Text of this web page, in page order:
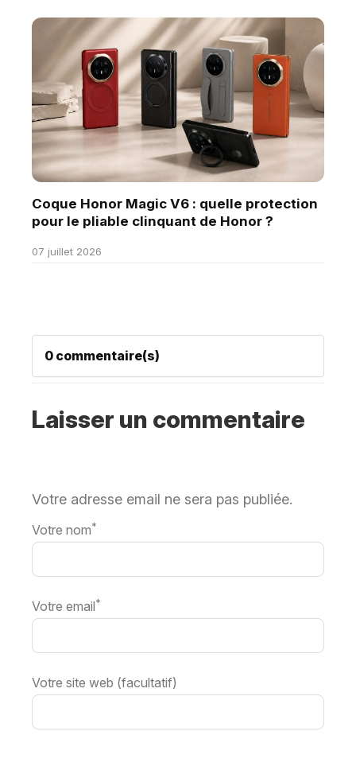
Coque Honor Magic V6 : quelle protection
pour le pliable clinquant de Honor ?
07 juillet 2026
0 commentaire(s)
Laisser un commentaire
Votre adresse email ne sera pas publiée.
Votre nom*
Votre email*
Votre site web (facultatif)